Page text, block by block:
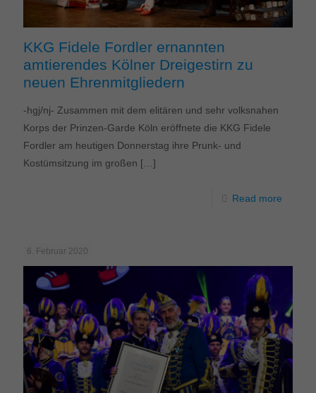
KKG Fidele Fordler ernannten
amtierendes Kölner Dreigestirn zu
neuen Ehrenmitgliedern
-hgj/nj- Zusammen mit dem elitären und sehr volksnahen
Korps der Prinzen-Garde Köln eröffnete die KKG Fidele
Fordler am heutigen Donnerstag ihre Prunk- und
Kostümsitzung im großen […]
Read more
6. Februar 2020